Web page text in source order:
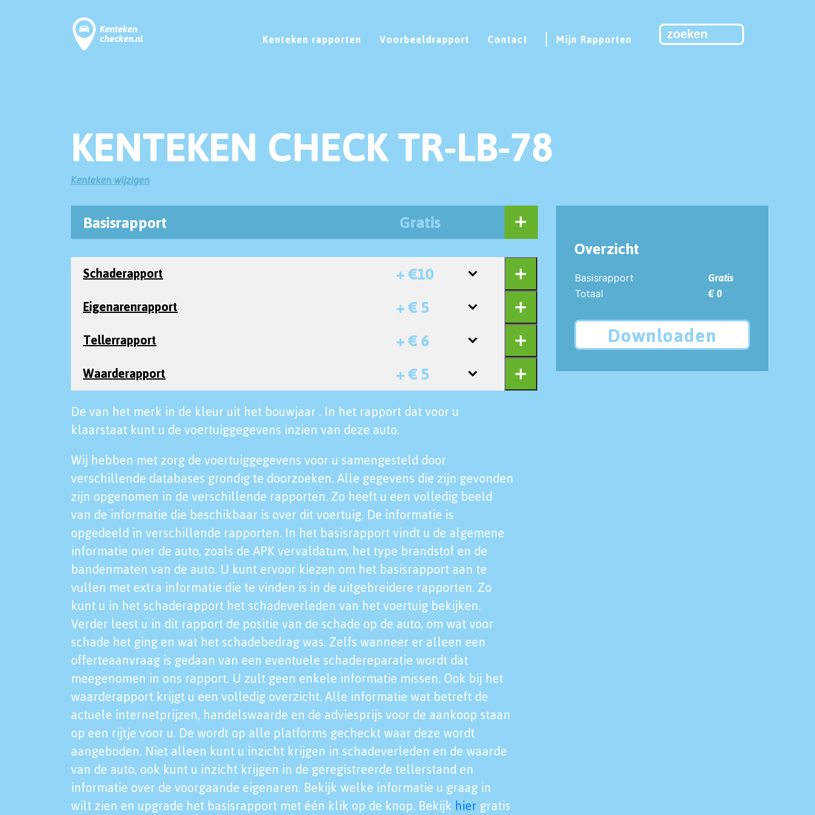
Kenteken rapporten Voorbeeldrapport Contact Mijn Rapporten
KENTEKEN CHECK TR-LB-78
Kenteken wijzigen
Basisrapport Gratis
Schaderapport + €10
Eigenarenrapport + € 5
Tellerrapport + € 6
Waarderapport + € 5
De van het merk in de kleur uit het bouwjaar . In het rapport dat voor u
klaarstaat kunt u de voertuiggegevens inzien van deze auto.
Wij hebben met zorg de voertuiggegevens voor u samengesteld door
verschillende databases grondig te doorzoeken. Alle gegevens die zijn gevonden
zijn opgenomen in de verschillende rapporten. Zo heeft u een volledig beeld
van de informatie die beschikbaar is over dit voertuig. De informatie is
opgedeeld in verschillende rapporten. In het basisrapport vindt u de algemene
informatie over de auto, zoals de APK vervaldatum, het type brandstof en de
bandenmaten van de auto. U kunt ervoor kiezen om het basisrapport aan te
vullen met extra informatie die te vinden is in de uitgebreidere rapporten. Zo
kunt u in het schaderapport het schadeverleden van het voertuig bekijken.
Verder leest u in dit rapport de positie van de schade op de auto, om wat voor
schade het ging en wat het schadebedrag was. Zelfs wanneer er alleen een
offerteaanvraag is gedaan van een eventuele schadereparatie wordt dat
meegenomen in ons rapport. U zult geen enkele informatie missen. Ook bij het
waarderapport krijgt u een volledig overzicht. Alle informatie wat betreft de
actuele internetprijzen, handelswaarde en de adviesprijs voor de aankoop staan
op een rijtje voor u. De wordt op alle platforms gecheckt waar deze wordt
aangeboden. Niet alleen kunt u inzicht krijgen in schadeverleden en de waarde
van de auto, ook kunt u inzicht krijgen in de geregistreerde tellerstand en
informatie over de voorgaande eigenaren. Bekijk welke informatie u graag in
wilt zien en upgrade het basisrapport met één klik op de knop. Bekijk hier gratis
Overzicht
Basisrapport
Gratis
Totaal
€ 0
Downloaden